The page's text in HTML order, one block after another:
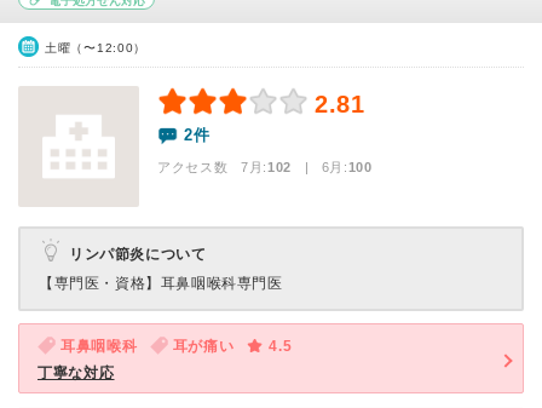
土曜（〜12:00）
2.81
2件
アクセス数 7月:102 | 6月:100
リンパ節炎について
【専門医・資格】 耳鼻咽喉科専門医
耳鼻咽喉科 耳が痛い
4.5
丁寧な対応